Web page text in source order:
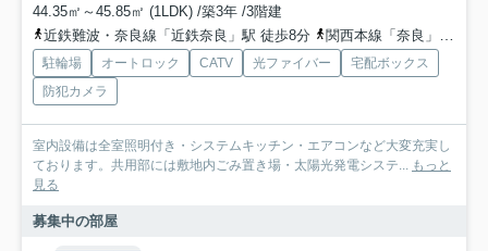
44.35㎡～45.85㎡ (1LDK) /築3年 /3階建
近鉄難波・奈良線「近鉄奈良」駅 徒歩8分
関西本線「奈良」駅 徒歩14分
駐輪場 オートロック CATV 光ファイバー
宅配ボックス
防犯カメラ
室内設備は全室照明付き・システムキッチン・エアコンなど大変充実し
ております。共用部には敷地内ごみ置き場・太陽光発電システ... もっと
見る
募集中の部屋